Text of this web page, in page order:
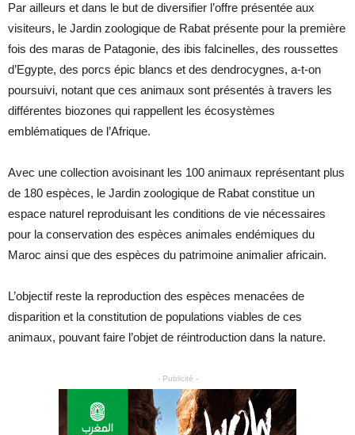
Par ailleurs et dans le but de diversifier l’offre présentée aux
visiteurs, le Jardin zoologique de Rabat présente pour la première
fois des maras de Patagonie, des ibis falcinelles, des roussettes
d’Egypte, des porcs épic blancs et des dendrocygnes, a-t-on
poursuivi, notant que ces animaux sont présentés à travers les
différentes biozones qui rappellent les écosystèmes
emblématiques de l’Afrique.
Avec une collection avoisinant les 100 animaux représentant plus
de 180 espèces, le Jardin zoologique de Rabat constitue un
espace naturel reproduisant les conditions de vie nécessaires
pour la conservation des espèces animales endémiques du
Maroc ainsi que des espèces du patrimoine animalier africain.
L’objectif reste la reproduction des espèces menacées de
disparition et la constitution de populations viables de ces
animaux, pouvant faire l’objet de réintroduction dans la nature.
- Publicité -